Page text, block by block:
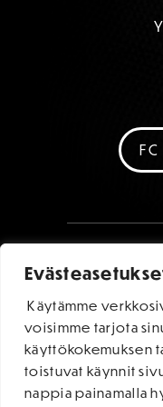
Käytämme
voisimme tarjota
käyttökokemuksen
toistuvat käynnit
nappia painamalla